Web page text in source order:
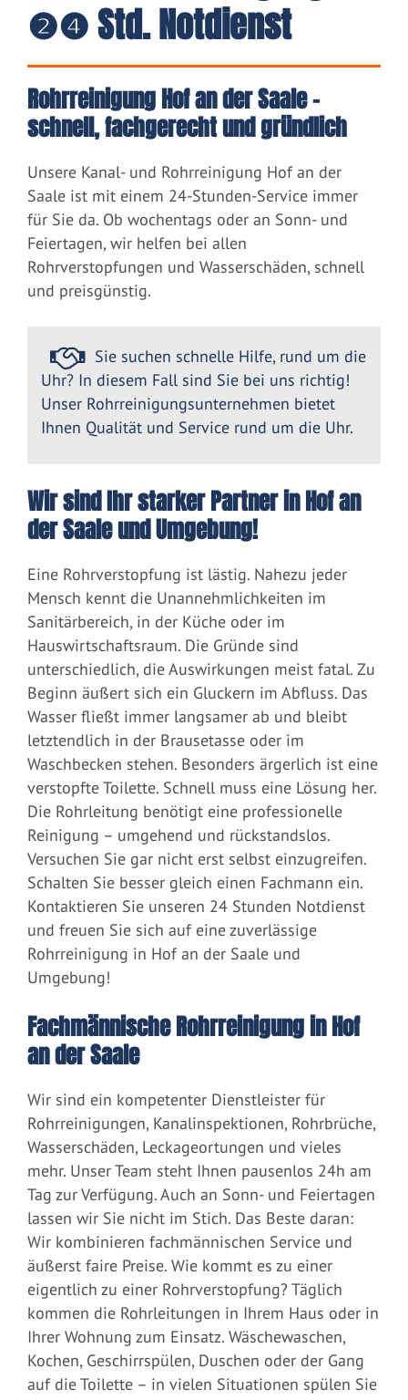
❷❹ Std. Notdienst
Rohrreinigung Hof an der Saale –
schnell, fachgerecht und gründlich
Unsere Kanal- und Rohrreinigung Hof an der
Saale ist mit einem 24-Stunden-Service immer
für Sie da. Ob wochentags oder an Sonn- und
Feiertagen, wir helfen bei allen
Rohrverstopfungen und Wasserschäden, schnell
und preisgünstig.
Sie suchen schnelle Hilfe, rund um die
Uhr? In diesem Fall sind Sie bei uns richtig!
Unser Rohrreinigungsunternehmen bietet
Ihnen Qualität und Service rund um die Uhr.
Wir sind Ihr starker Partner in Hof an
der Saale und Umgebung!
Eine Rohrverstopfung ist lästig. Nahezu jeder
Mensch kennt die Unannehmlichkeiten im
Sanitärbereich, in der Küche oder im
Hauswirtschaftsraum. Die Gründe sind
unterschiedlich, die Auswirkungen meist fatal. Zu
Beginn äußert sich ein Gluckern im Abfluss. Das
Wasser fließt immer langsamer ab und bleibt
letztendlich in der Brausetasse oder im
Waschbecken stehen. Besonders ärgerlich ist eine
verstopfte Toilette. Schnell muss eine Lösung her.
Die Rohrleitung benötigt eine professionelle
Reinigung – umgehend und rückstandslos.
Versuchen Sie gar nicht erst selbst einzugreifen.
Schalten Sie besser gleich einen Fachmann ein.
Kontaktieren Sie unseren 24 Stunden Notdienst
und freuen Sie sich auf eine zuverlässige
Rohrreinigung in Hof an der Saale und
Umgebung!
Fachmännische Rohrreinigung in Hof
an der Saale
Wir sind ein kompetenter Dienstleister für
Rohrreinigungen, Kanalinspektionen, Rohrbrüche,
Wasserschäden, Leckageortungen und vieles
mehr. Unser Team steht Ihnen pausenlos 24h am
Tag zur Verfügung. Auch an Sonn- und Feiertagen
lassen wir Sie nicht im Stich. Das Beste daran:
Wir kombinieren fachmännischen Service und
äußerst faire Preise. Wie kommt es zu einer
eigentlich zu einer Rohrverstopfung? Täglich
kommen die Rohrleitungen in Ihrem Haus oder in
Ihrer Wohnung zum Einsatz. Wäschewaschen,
Kochen, Geschirrspülen, Duschen oder der Gang
auf die Toilette – in vielen Situationen spülen Sie